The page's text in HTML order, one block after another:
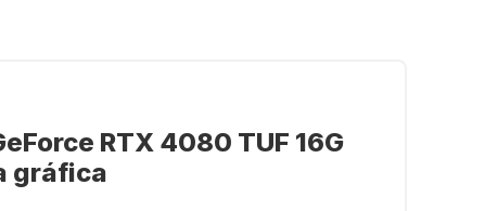
RTX 4080 TUF 16G
gráfica